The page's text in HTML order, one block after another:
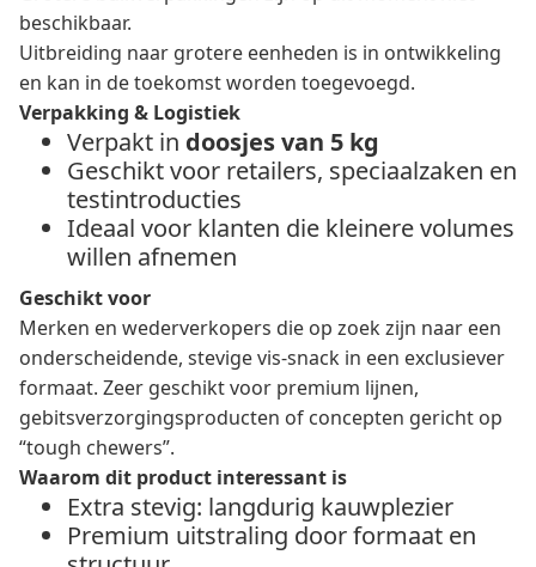
beschikbaar.
Uitbreiding naar grotere eenheden is in ontwikkeling
en kan in de toekomst worden toegevoegd.
Verpakking & Logistiek
Verpakt in doosjes van 5 kg
Geschikt voor retailers, speciaalzaken en
testintroducties
Ideaal voor klanten die kleinere volumes
willen afnemen
Geschikt voor
Merken en wederverkopers die op zoek zijn naar een
onderscheidende, stevige vis-snack in een exclusiever
formaat. Zeer geschikt voor premium lijnen,
gebitsverzorgingsproducten of concepten gericht op
“tough chewers”.
Waarom dit product interessant is
Extra stevig: langdurig kauwplezier
Premium uitstraling door formaat en